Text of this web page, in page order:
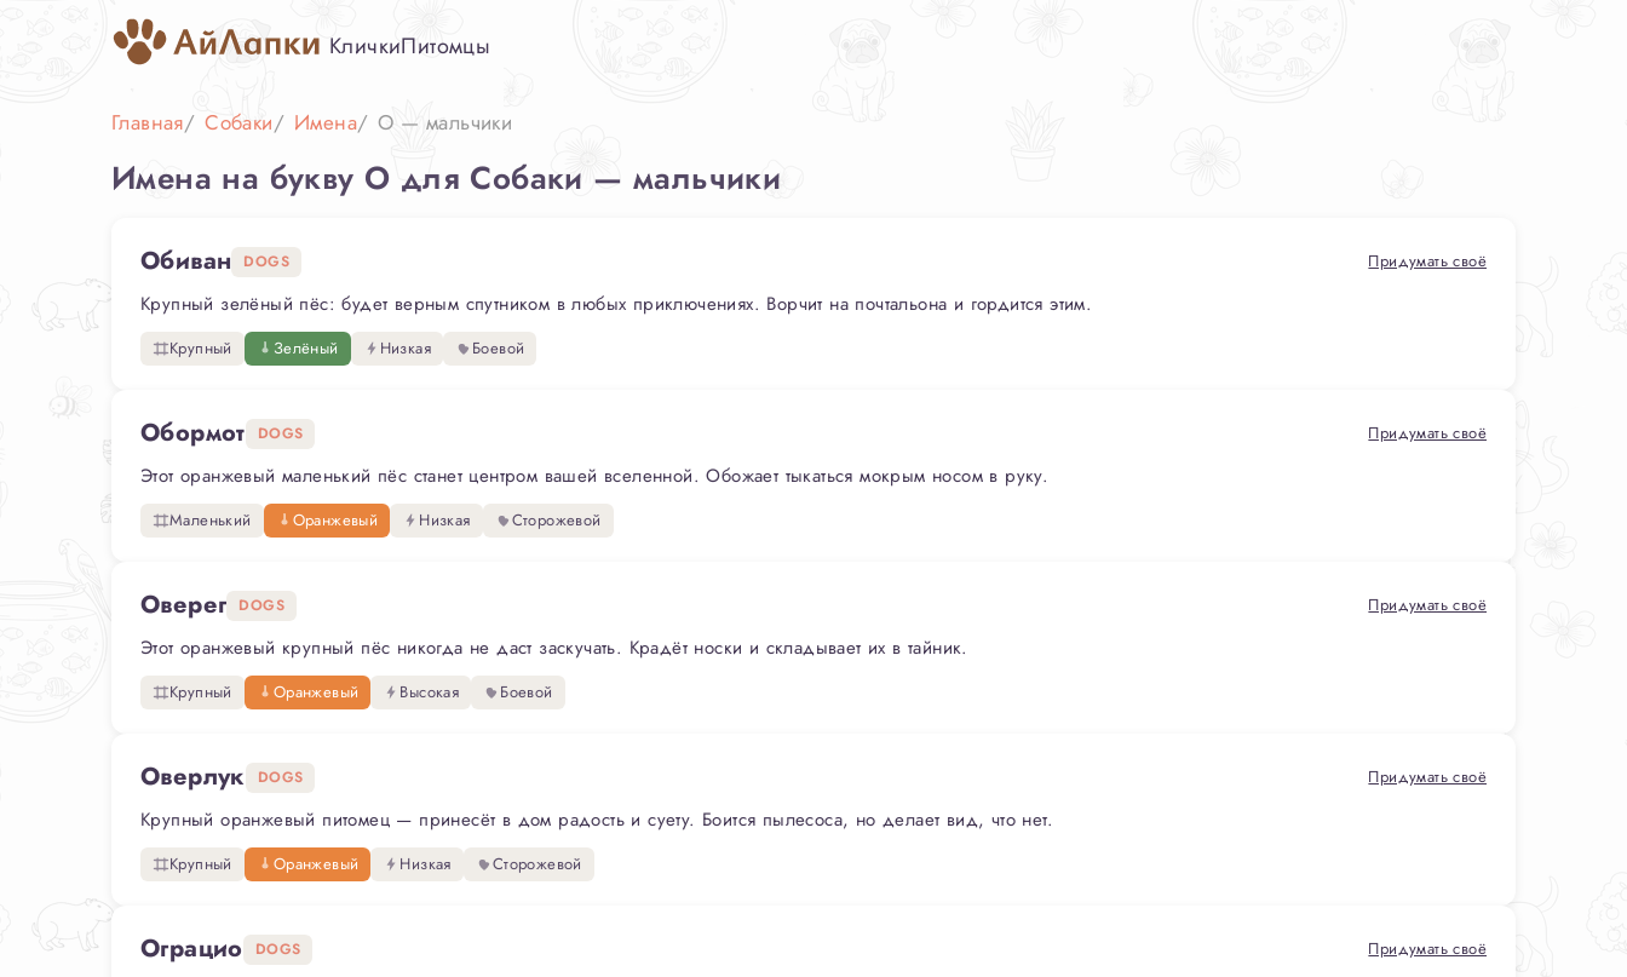
КличкиПитомцы
Главная Собаки Имена О — мальчики
Имена на букву О для Собаки — мальчики
Обиван DOGS Придумать своё
Крупный зелёный пёс: будет верным спутником в любых приключениях. Ворчит на почтальона и гордится этим.
Крупный Зелёный Низкая Боевой
Обормот DOGS Придумать своё
Этот оранжевый маленький пёс станет центром вашей вселенной. Обожает тыкаться мокрым носом в руку.
Маленький Оранжевый Низкая Сторожевой
Оверег DOGS Придумать своё
Этот оранжевый крупный пёс никогда не даст заскучать. Крадёт носки и складывает их в тайник.
Крупный Оранжевый Высокая Боевой
Оверлук DOGS Придумать своё
Крупный оранжевый питомец — принесёт в дом радость и суету. Боится пылесоса, но делает вид, что нет.
Крупный Оранжевый Низкая Сторожевой
Ограцио DOGS Придумать своё